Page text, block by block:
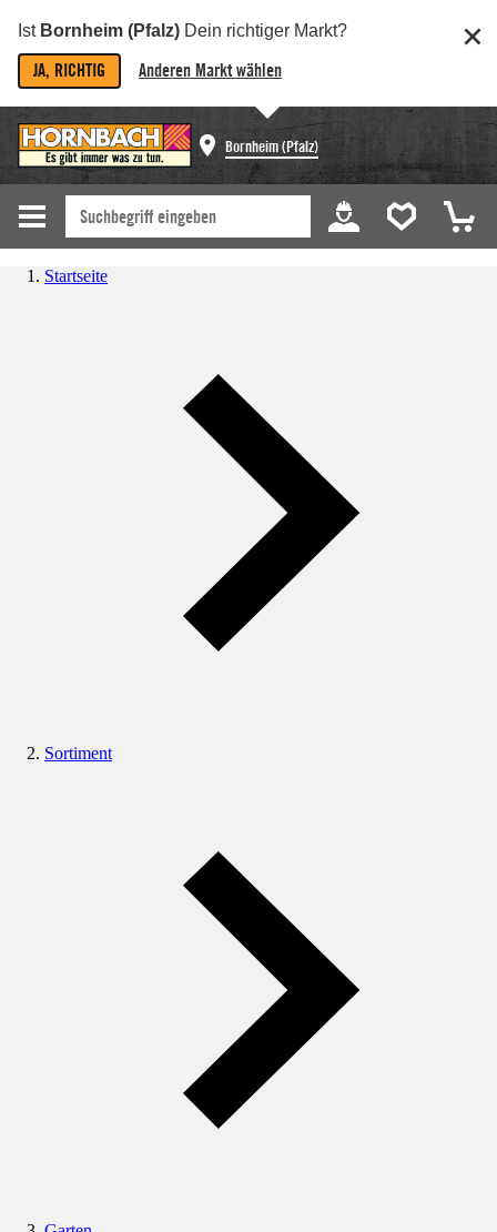
Ist Bornheim (Pfalz) Dein richtiger Markt?
JA, RICHTIG Anderen Markt wählen
Bornheim (Pfalz)
Startseite
Sortiment